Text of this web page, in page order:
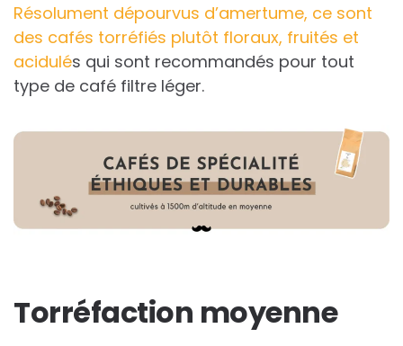
Résolument dépourvus d’amertume, ce sont
des cafés torréfiés plutôt floraux, fruités et
acidulés qui sont recommandés pour tout
type de café filtre léger.
Torréfaction moyenne